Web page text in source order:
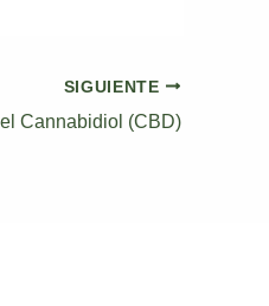
SIGUIENTE
Cannabidiol (CBD)